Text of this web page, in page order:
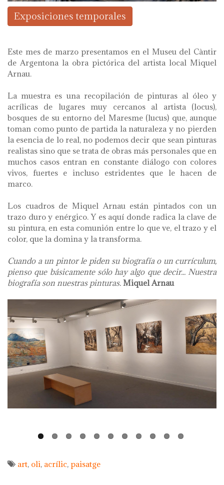
Exposiciones temporales
Este mes de marzo presentamos en el Museu del Càntir
de Argentona la obra pictórica del artista local Miquel
Arnau.
La muestra es una recopilación de pinturas al óleo y
acrílicas de lugares muy cercanos al artista (locus),
bosques de su entorno del Maresme (lucus) que, aunque
toman como punto de partida la naturaleza y no pierden
la esencia de lo real, no podemos decir que sean pinturas
realistas sino que se trata de obras más personales que en
muchos casos entran en constante diálogo con colores
vivos, fuertes e incluso estridentes que le hacen de
marco.
Los cuadros de Miquel Arnau están pintados con un
trazo duro y enérgico. Y es aquí donde radica la clave de
su pintura, en esta comunión entre lo que ve, el trazo y el
color, que la domina y la transforma.
Cuando a un pintor le piden su biografía o un currículum,
pienso que básicamente sólo hay algo que decir... Nuestra
biografía son nuestras pinturas. Miquel Arnau
art oli acrílic paisatge